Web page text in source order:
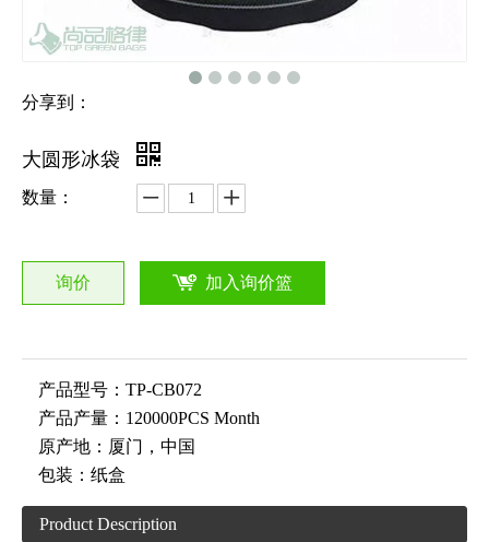
分享到：
大圆形冰袋
数量：
询价 加入询价篮
产品型号： TP-CB072
产品产量： 120000PCS Month
原产地： 厦门，中国
包装： 纸盒
Product Description